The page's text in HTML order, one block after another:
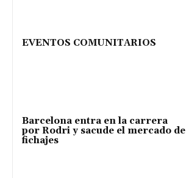
EVENTOS COMUNITARIOS
Barcelona entra en la carrera
por Rodri y sacude el mercado de
fichajes